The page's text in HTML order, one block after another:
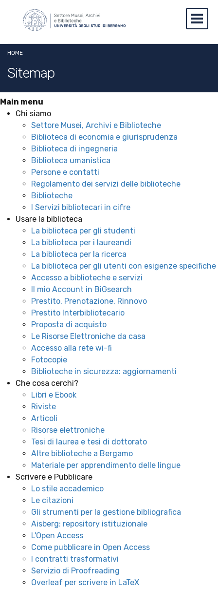
Briciole di pane
HOME
Sitemap
Main menu
Chi siamo
Settore Musei, Archivi e Biblioteche
Biblioteca di economia e giurisprudenza
Biblioteca di ingegneria
Biblioteca umanistica
Persone e contatti
Regolamento dei servizi delle biblioteche
Biblioteche
I Servizi bibliotecari in cifre
Usare la biblioteca
La biblioteca per gli studenti
La biblioteca per i laureandi
La biblioteca per la ricerca
La biblioteca per gli utenti con esigenze specifiche
Accesso a biblioteche e servizi
Il mio Account in BiGsearch
Prestito, Prenotazione, Rinnovo
Prestito Interbibliotecario
Proposta di acquisto
Le Risorse Elettroniche da casa
Accesso alla rete wi-fi
Fotocopie
Biblioteche in sicurezza: aggiornamenti
Che cosa cerchi?
Libri e Ebook
Riviste
Articoli
Risorse elettroniche
Tesi di laurea e tesi di dottorato
Altre biblioteche a Bergamo
Materiale per apprendimento delle lingue
Scrivere e Pubblicare
Lo stile accademico
Le citazioni
Gli strumenti per la gestione bibliografica
Aisberg: repository istituzionale
L'Open Access
Come pubblicare in Open Access
I contratti trasformativi
Servizio di Proofreading
Overleaf per scrivere in LaTeX